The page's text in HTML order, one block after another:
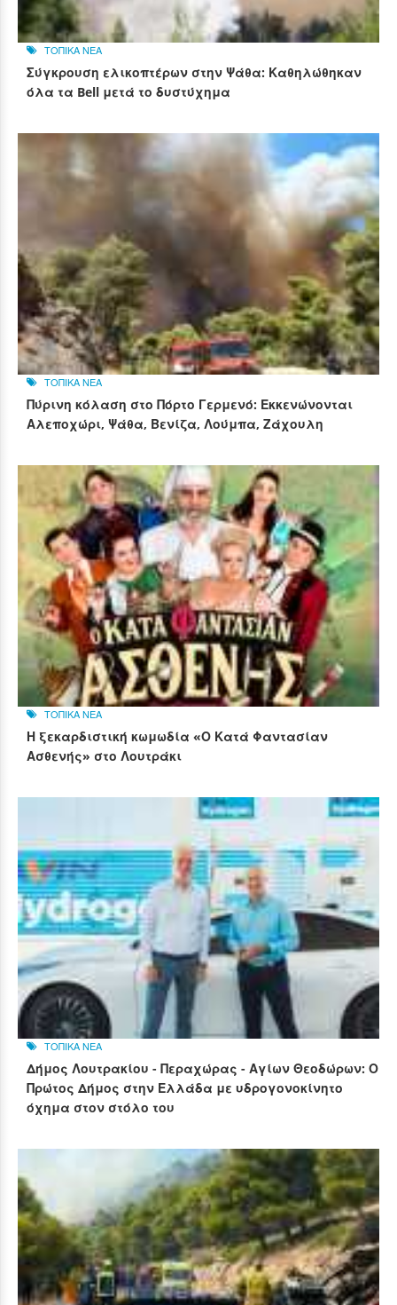
ΤΟΠΙΚΑ ΝΕΑ
Σύγκρουση ελικοπτέρων στην Ψάθα: Καθηλώθηκαν
όλα τα Bell μετά το δυστύχημα
ΤΟΠΙΚΑ ΝΕΑ
Πύρινη κόλαση στο Πόρτο Γερμενό: Εκκενώνονται
Αλεποχώρι, Ψάθα, Βενίζα, Λούμπα, Ζάχουλη
ΤΟΠΙΚΑ ΝΕΑ
Η ξεκαρδιστική κωμωδία «Ο Κατά Φαντασίαν
Ασθενής» στο Λουτράκι
ΤΟΠΙΚΑ ΝΕΑ
Δήμος Λουτρακίου - Περαχώρας - Αγίων Θεοδώρων: Ο
Πρώτος Δήμος στην Ελλάδα με υδρογονοκίνητο
όχημα στον στόλο του